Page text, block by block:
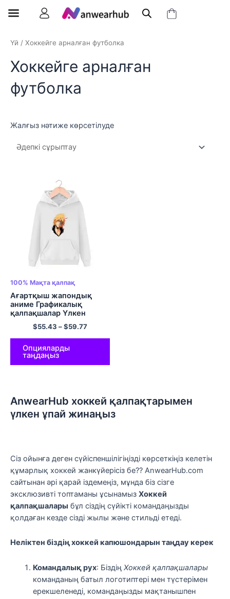
Үй / Хоккейге арналған футболка
Хоккейге арналған
футболка
Жалғыз нәтиже көрсетілуде
100% Мақта қалпақ
Ағартқыш жапондық
аниме Графикалық
қалпақшалар Үлкен
өлшемді пуловер
капюшонды свит-көйлек
ЕО өлшемді юбкалары
Полиэстер юбкалары
Түрлі түсті
$55.43 –$59.77
Опцияларды
таңдаңыз
AnwearHub хоккей қалпақтарымен
үлкен ұпай жинаңыз
Сіз ойынға деген сүйіспеншілігіңізді көрсеткіңіз келетін
құмарлық хоккей жанкүйерісіз бе?? AnwearHub.com
сайтынан әрі қарай іздемеңіз, мұнда біз сізге
эксклюзивті топтаманы ұсынамыз Хоккей
қалпақшалары бұл сіздің сүйікті командаңызды
қолдаған кезде сізді жылы және стильді етеді.
Неліктен біздің хоккей капюшондарын таңдау керек
Командалық рух: Біздің Хоккей қалпақшалары
команданың батыл логотиптері мен түстерімен
ерекшеленеді, командаңызды мақтанышпен